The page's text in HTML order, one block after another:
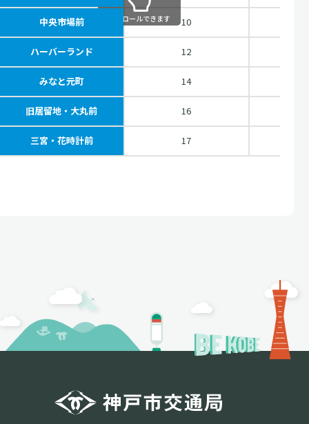
中央市場前 10
ハーバーランド 12
みなと元町 14
旧居留地・大丸前 16
三宮・花時計前 17
スクロールできます